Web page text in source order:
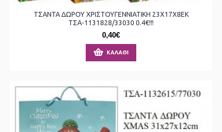
ΤΣΑΝΤΑ ΔΩΡΟΥ ΧΡΙΣΤΟΥΓΕΝΝΙΑΤΙΚΗ 23Χ17Χ8ΕΚ
ΤΣΑ-1131828/33030 0.4€!!!
0,40€
ΚΑΛΆΘΙ